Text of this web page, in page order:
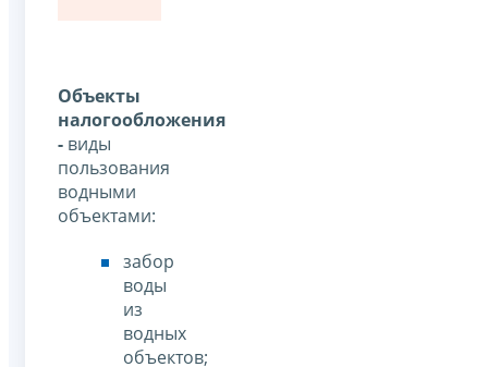
Объекты
налогообложения
- виды
пользования
водными
объектами:
забор
воды
из
водных
объектов;